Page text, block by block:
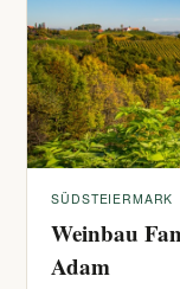
SÜDSTEIERMARK
Weinbau
Adam